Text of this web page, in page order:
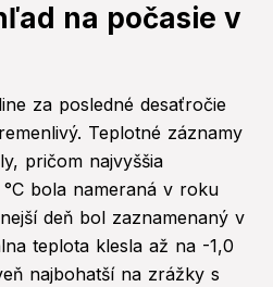
na počasie v
za posledné desaťročie
Teplotné záznamy
pričom najvyššia
bola nameraná v roku
deň bol zaznamenaný v
teplota klesla až na -1,0
najbohatší na zrážky s